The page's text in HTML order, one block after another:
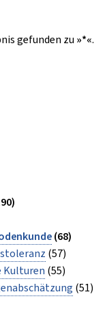
gefunden zu »*«.
(68)
(57)
Kulturen (55)
(51)